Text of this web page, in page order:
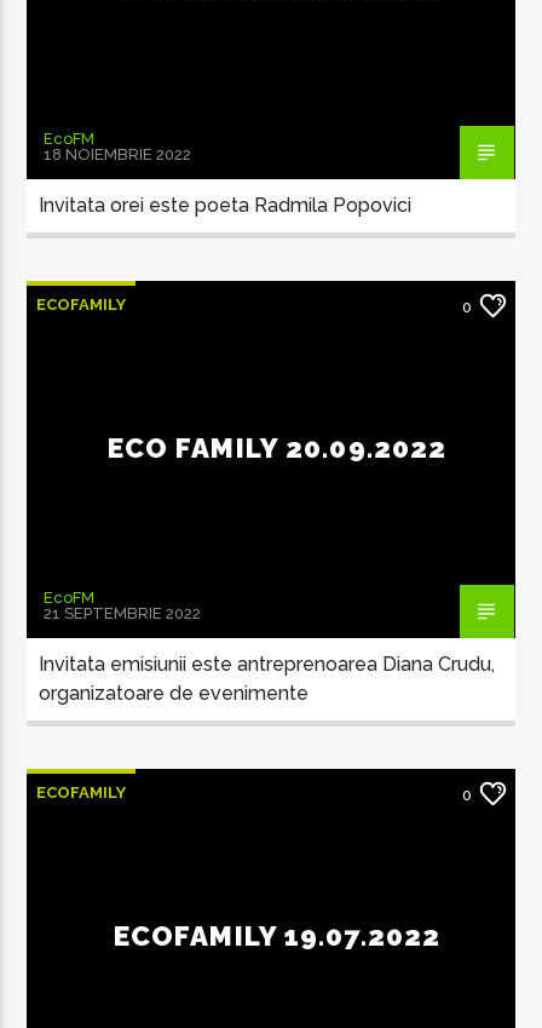
EcoFM
18 NOIEMBRIE 2022
Invitata orei este poeta Radmila Popovici
ECOFAMILY 0
ECO FAMILY 20.09.2022
EcoFM
21 SEPTEMBRIE 2022
Invitata emisiunii este antreprenoarea Diana Crudu,
organizatoare de evenimente
ECOFAMILY 0
ECOFAMILY 19.07.2022